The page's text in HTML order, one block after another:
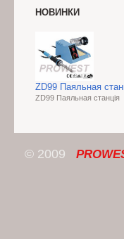
НОВИНКИ
ZD99 Паяльная
ZD99 Паяльная станція
© 2009